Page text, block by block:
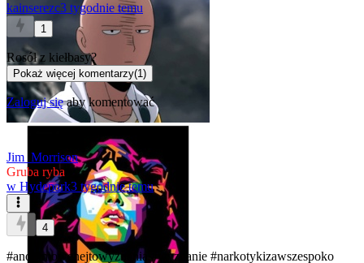
kainserezc3 tygodnie temu
1
Rosół z kiełbasy?
Pokaż więcej komentarzy(1)
Zaloguj sięaby komentować
Jim_Morrison
Gruba ryba
w Hydepark3 tygodnie temu
4
#anonimowehejtowyznania #wyznanie #narkotykizawszespoko